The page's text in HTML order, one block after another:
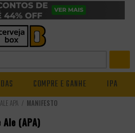
COMPRE E GANHE IPA
APA MANIFESTO
(APA)